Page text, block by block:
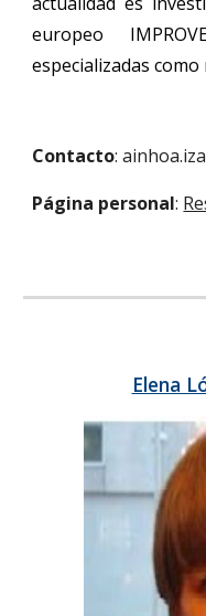
europeo
especializadas
Contacto:
Página personal:
Elena